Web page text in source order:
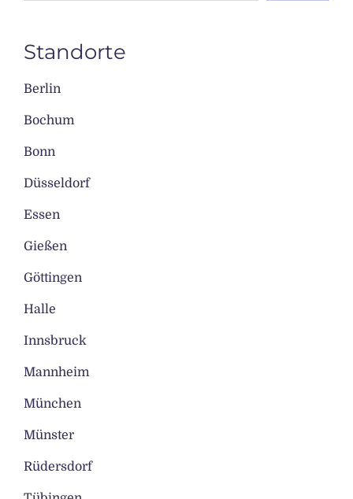
Standorte
Berlin
Bochum
Bonn
Düsseldorf
Essen
Gießen
Göttingen
Halle
Innsbruck
Mannheim
München
Münster
Rüdersdorf